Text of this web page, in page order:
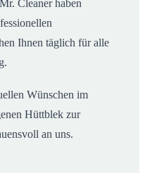
Cleaner haben
Ihnen täglich für alle
Wünschen im
Hüttblek zur
an uns.